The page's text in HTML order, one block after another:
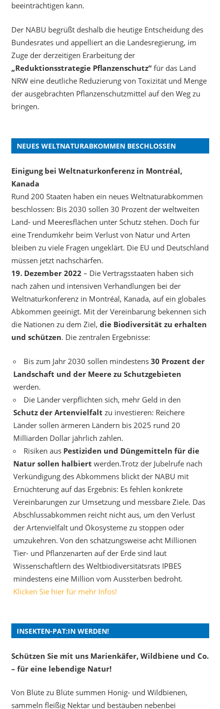
beeinträchtigen kann.
Der NABU begrüßt deshalb die heutige Entscheidung des
Bundesrates und appelliert an die Landesregierung, im
Zuge der derzeitigen Erarbeitung der
„Reduktionsstrategie Pflanzenschutz“für das Land
NRW eine deutliche Reduzierung von Toxizität und Menge
der ausgebrachten Pflanzenschutzmittel auf den Weg zu
bringen.
NEUES WELTNATURABKOMMEN BESCHLOSSEN
Einigung bei Weltnaturkonferenz in Montréal,
Kanada
Rund 200 Staaten haben ein neues Weltnaturabkommen
beschlossen: Bis 2030 sollen 30 Prozent der weltweiten
Land- und Meeresflächen unter Schutz stehen. Doch für
eine Trendumkehr beim Verlust von Natur und Arten
bleiben zu viele Fragen ungeklärt. Die EU und Deutschland
müssen jetzt nachschärfen.
19. Dezember 2022 – Die Vertragsstaaten haben sich
nach zähen und intensiven Verhandlungen bei der
Weltnaturkonferenz in Montréal, Kanada, auf ein globales
Abkommen geeinigt. Mit der Vereinbarung bekennen sich
die Nationen zu dem Ziel, die Biodiversität zu erhalten
und schützen. Die zentralen Ergebnisse:
Bis zum Jahr 2030 sollen mindestens 30 Prozent der
Landschaft und der Meere zu Schutzgebieten
werden.
Die Länder verpflichten sich, mehr Geld in den
Schutz der Artenvielfalt zu investieren: Reichere
Länder sollen ärmeren Ländern bis 2025 rund 20
Milliarden Dollar jährlich zahlen.
Risiken aus Pestiziden und Düngemitteln für die
Natur sollen halbiert werden.Trotz der Jubelrufe nach
Verkündigung des Abkommens blickt der NABU mit
Ernüchterung auf das Ergebnis: Es fehlen konkrete
Vereinbarungen zur Umsetzung und messbare Ziele. Das
Abschlussabkommen reicht nicht aus, um den Verlust
der Artenvielfalt und Ökosysteme zu stoppen oder
umzukehren. Von den schätzungsweise acht Millionen
Tier- und Pflanzenarten auf der Erde sind laut
Wissenschaftlern des Weltbiodiversitätsrats IPBES
mindestens eine Million vom Aussterben bedroht.
Klicken Sie hier für mehr Infos!
INSEKTEN-PAT:IN WERDEN!
Schützen Sie mit uns Marienkäfer, Wildbiene und Co.
– für eine lebendige Natur!
Von Blüte zu Blüte summen Honig- und Wildbienen,
sammeln fleißig Nektar und bestäuben nebenbei